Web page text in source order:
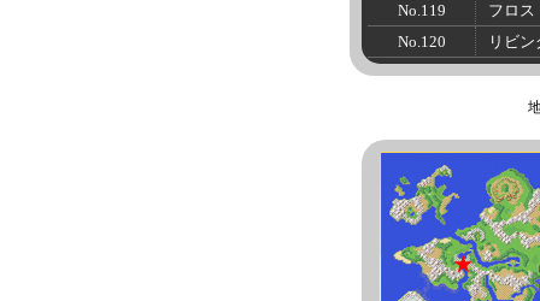
No.119
フロス
No.120
リビ